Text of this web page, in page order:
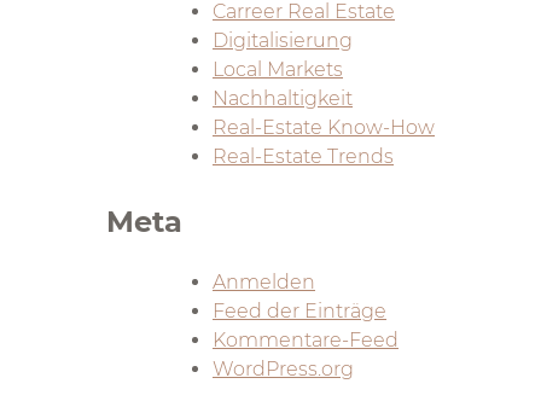
Carreer Real Estate
Digitalisierung
Local Markets
Nachhaltigkeit
Real-Estate Know-How
Real-Estate Trends
Meta
Anmelden
Feed der Einträge
Kommentare-Feed
WordPress.org